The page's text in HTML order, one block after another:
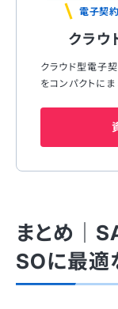
電子契
クラウ
クラウド型電子
をコンパクトに
まとめ｜
SOに最適